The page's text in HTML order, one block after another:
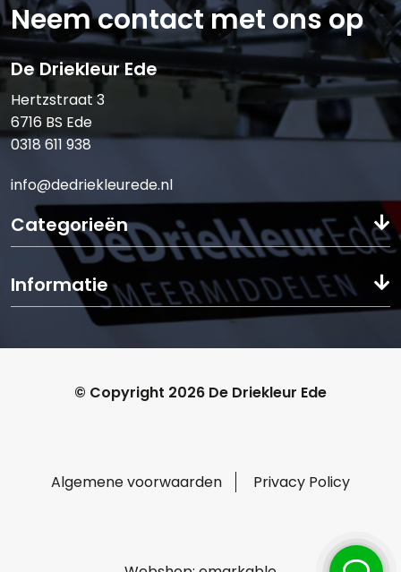
Neem contact met ons op
De Driekleur Ede
Hertzstraat 3
6716 BS Ede
0318 611 938
info@dedriekleurede.nl
Categorieën
Informatie
© Copyright 2026 De Driekleur Ede
Algemene voorwaarden Privacy Policy